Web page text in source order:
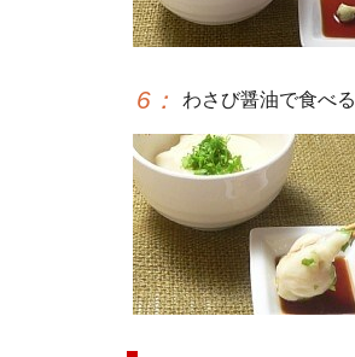
6 ： わさび醤油で食べる